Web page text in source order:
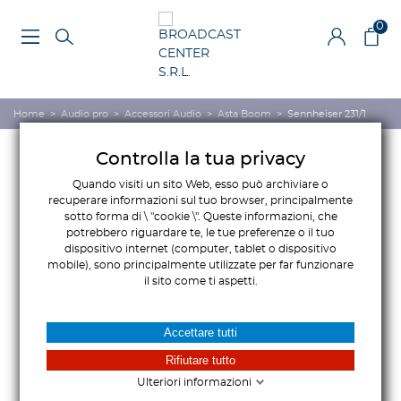
0
Home > Audio pro > Accessori Audio > Asta Boom > Sennheiser 231/1
Controlla la tua privacy
Quando visiti un sito Web, esso può archiviare o
recuperare informazioni sul tuo browser, principalmente
sotto forma di \ "cookie \". Queste informazioni, che
potrebbero riguardare te, le tue preferenze o il tuo
dispositivo internet (computer, tablet o dispositivo
mobile), sono principalmente utilizzate per far funzionare
il sito come ti aspetti.
Ulteriori informazioni
Accettare tutti
Rifiutare tutto